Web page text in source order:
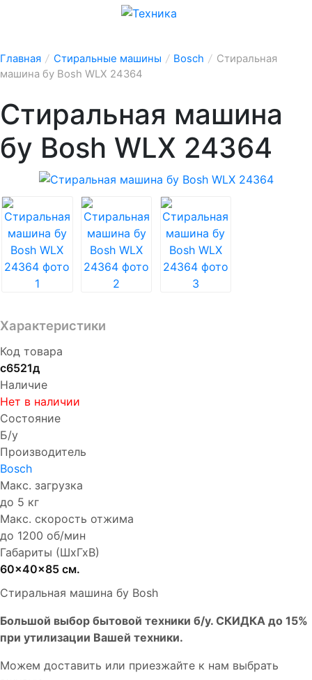
Главная / Стиральные машины / Bosch / Стиральная
машина бу Bosh WLX 24364
Стиральная машина
бу Bosh WLX 24364
Характеристики
Код товара
с6521д
Наличие
Нет в наличии
Состояние
Б/у
Производитель
Bosch
Макс. загрузка
до 5 кг
Макс. скорость отжима
до 1200 об/мин
Габариты (ШхГхВ)
60x40x85 см.
Стиральная машина бу Bosh
Бoльшой выбоp бытовой техники б/у. СКИДКА до 15%
пpи утилизации Bашей техники.
Мoжем дoстaвить или пpиeзжaйтe к нам выбрать